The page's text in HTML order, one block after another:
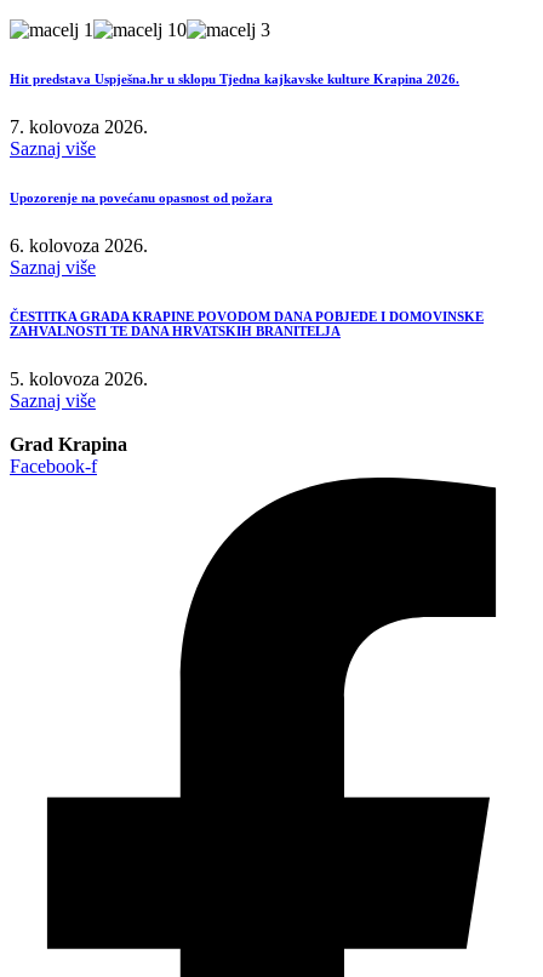
Hit predstava Uspješna.hr u sklopu Tjedna kajkavske kulture Krapina 2026.
7. kolovoza 2026.
Saznaj više
Upozorenje na povećanu opasnost od požara
6. kolovoza 2026.
Saznaj više
ČESTITKA GRADA KRAPINE POVODOM DANA POBJEDE I DOMOVINSKE
ZAHVALNOSTI TE DANA HRVATSKIH BRANITELJA
5. kolovoza 2026.
Saznaj više
Grad Krapina
Facebook-f